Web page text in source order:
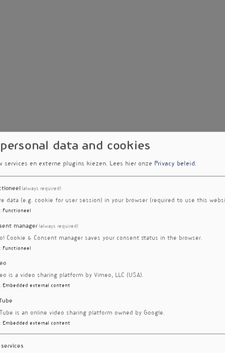
data and cookies
services en externe plugins kiezen. Lees hier onze Privacy beleid.
(always required)
data (e.g. cookie for user session) in your browser (required to use this
: Functioneel
manager (always required)
Cookie & Consent manager saves your consent status in the browser.
: Functioneel
is a video sharing platform by Vimeo, LLC (USA).
: Embedded external content
is an online video sharing platform owned by Google.
: Embedded external content